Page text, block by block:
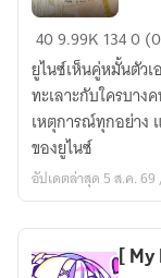
หลัง
จาก
วัน
นั้น
ที่
นางฟ้า
ร่วง
409.99K 1340
ยูไนซ์เห็นคู่หมั้นตัว
ทะเลาะกับใครบาง
เหตุการณ์ทุกอย่าง
ของยูไนซ์
อัปเดตล่าสุด 5 ส.ค. 69
[